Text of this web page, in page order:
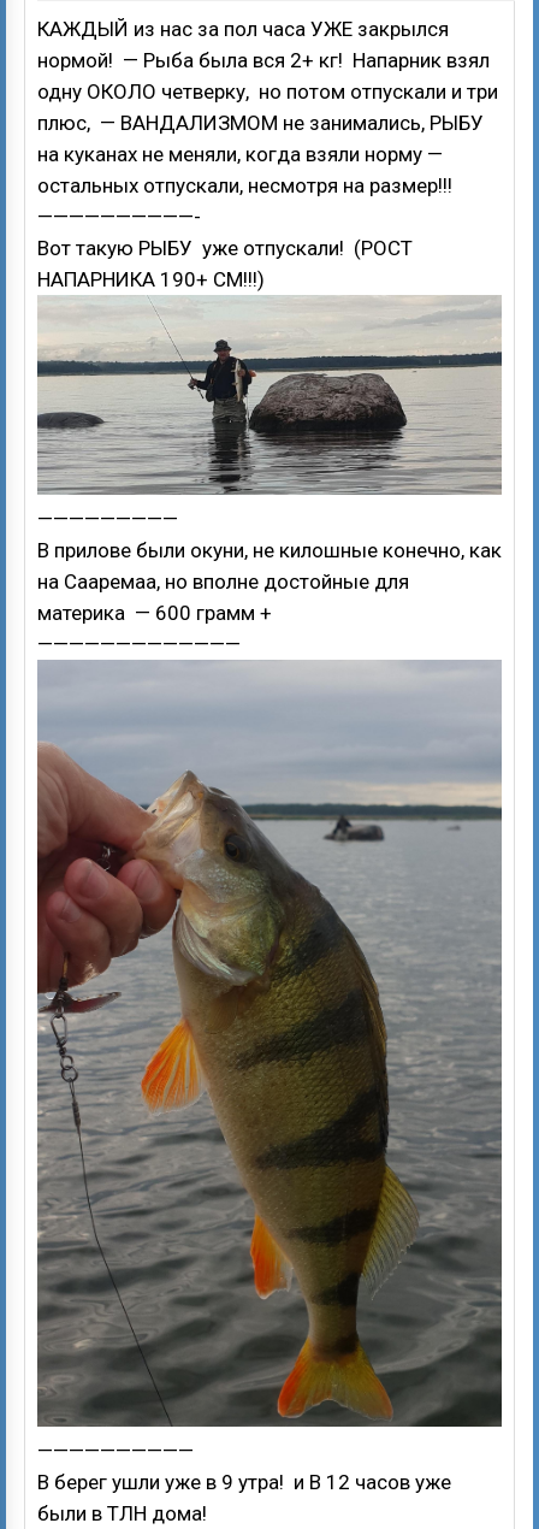
КАЖДЫЙ из нас за пол часа УЖЕ закрылся
нормой! — Рыба была вся 2+ кг! Напарник взял
одну ОКОЛО четверку, но потом отпускали и три
плюс, — ВАНДАЛИЗМОМ не занимались, РЫБУ
на куканах не меняли, когда взяли норму —
остальных отпускали, несмотря на размер!!!
——————————-
Вот такую РЫБУ уже отпускали! (РОСТ
НАПАРНИКА 190+ СМ!!!)
—————————
В прилове были окуни, не килошные конечно, как
на Сааремаа, но вполне достойные для
материка — 600 грамм +
—————————————
——————————
В берег ушли уже в 9 утра! и В 12 часов уже
были в ТЛН дома!